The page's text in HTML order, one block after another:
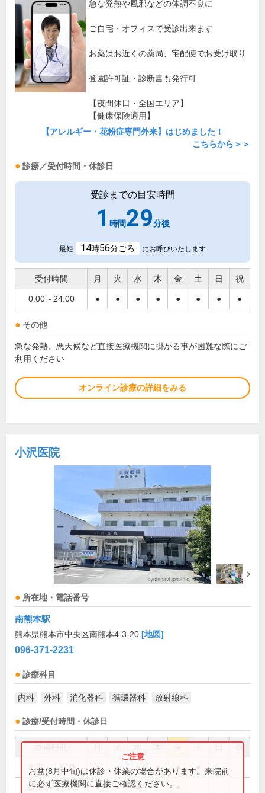
急な発熱や風邪などの体調不良に
ご自宅・オフィスで受診出来ます
お薬はお近くの薬局、宅配便でお受け取り
登園許可証・診断書も発行可
【夜間休日・全国エリア】
【健康保険適用】
【アレルギー・花粉症専門外来】はじめました！
こちらから＞＞
診療／受付時間・休診日
受診までの目安時間
1 時間29分後
最短 14時56分ごろ にお呼びいたします
受付時間 月 火 水 木 金 土 日 祝
0:00～24:00 ● ● ● ● ● ● ● ●
その他
急な発熱、悪天候など直接医療機関に掛かる事が困難な際にご
利用ください
オンライン診療の詳細をみる
小沢医院
所在地・電話番号
南熊本駅
熊本県熊本市中央区南熊本4-3-20 [地図]
096-371-2231
診療科目
内科 外科 消化器科 循環器科 放射線科
診療/受付時間・休診日
祝
8:30～12:00 ● ● ● ● ●
13:30～17:00 ● ● ●
お盆(8月中旬)は休診・休業の場合があります。来院前
に必ず医療機関に直接ご確認ください。